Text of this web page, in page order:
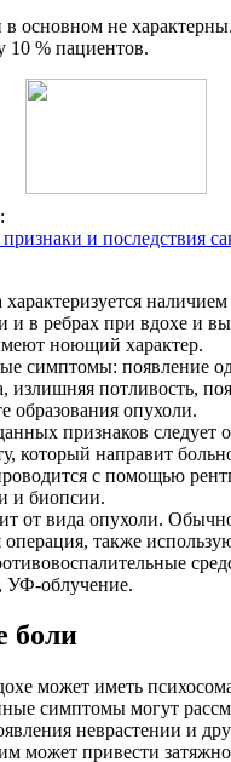
основном не
10 % пациентов.
и последствия
и в ребрах при вдохе и
ноющий характер.
симптомы: появление
излишняя потливость,
образования опухоли.
признаков следует
который направит
с помощью
и биопсии.
от вида опухоли.
операция, также
УФ-облучение.
боли
может иметь
симптомы могут
неврастении и
может привести